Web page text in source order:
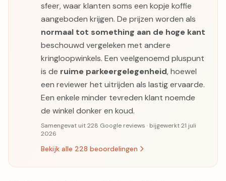
sfeer, waar klanten soms een kopje koffie
aangeboden krijgen. De prijzen worden als
normaal tot something aan de hoge kant
beschouwd vergeleken met andere
kringloopwinkels. Een veelgenoemd pluspunt
is de ruime parkeergelegenheid, hoewel
een reviewer het uitrijden als lastig ervaarde.
Een enkele minder tevreden klant noemde
de winkel donker en koud.
Samengevat uit 228 Google reviews · bijgewerkt 21 juli
2026
Bekijk alle 228 beoordelingen